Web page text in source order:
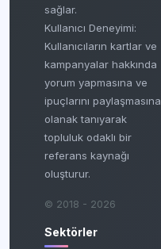
sağlar.
Kullanıcı Deneyimi:
Kullanıcıların kartlar ve
kampanyalar hakkında
yorum yapmasına ve
ipuçlarını paylaşmasına
olanak tanıyarak
topluluk odaklı bir
referans kaynağı
oluşturur.
© 2018 - 2026
Sektörler